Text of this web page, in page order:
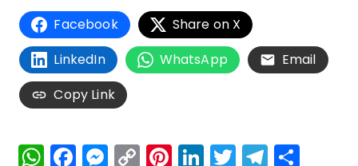
Facebook
Share on X
LinkedIn
WhatsApp
Email
Copy Link
W F M C Pi Li T T